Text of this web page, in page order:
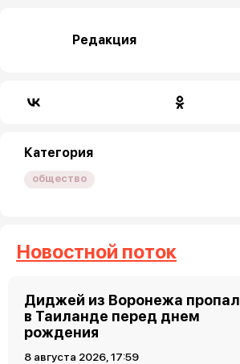
Редакция
Категория
общество
Новостной поток
Диджей из Воронежа пропал
в Таиланде перед днем
рождения
8 августа 2026, 17:59